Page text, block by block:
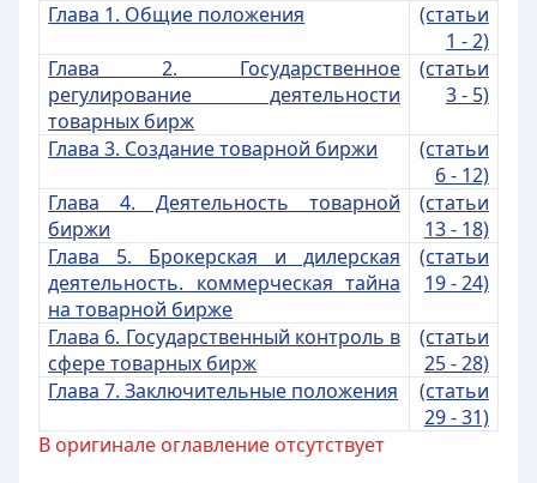
Глава 1. Общие положения
(статьи
1 - 2)
Глава 2. Государственное
регулирование деятельности
товарных бирж
(статьи
3 - 5)
Глава 3. Создание товарной биржи
(статьи
6 - 12)
Глава 4. Деятельность товарной
биржи
(статьи
13 - 18)
Глава 5. Брокерская и дилерская
деятельность. коммерческая тайна
на товарной бирже
(статьи
19 - 24)
Глава 6. Государственный контроль в
сфере товарных бирж
(статьи
25 - 28)
Глава 7. Заключительные положения
(статьи
29 - 31)
В оригинале оглавление отсутствует